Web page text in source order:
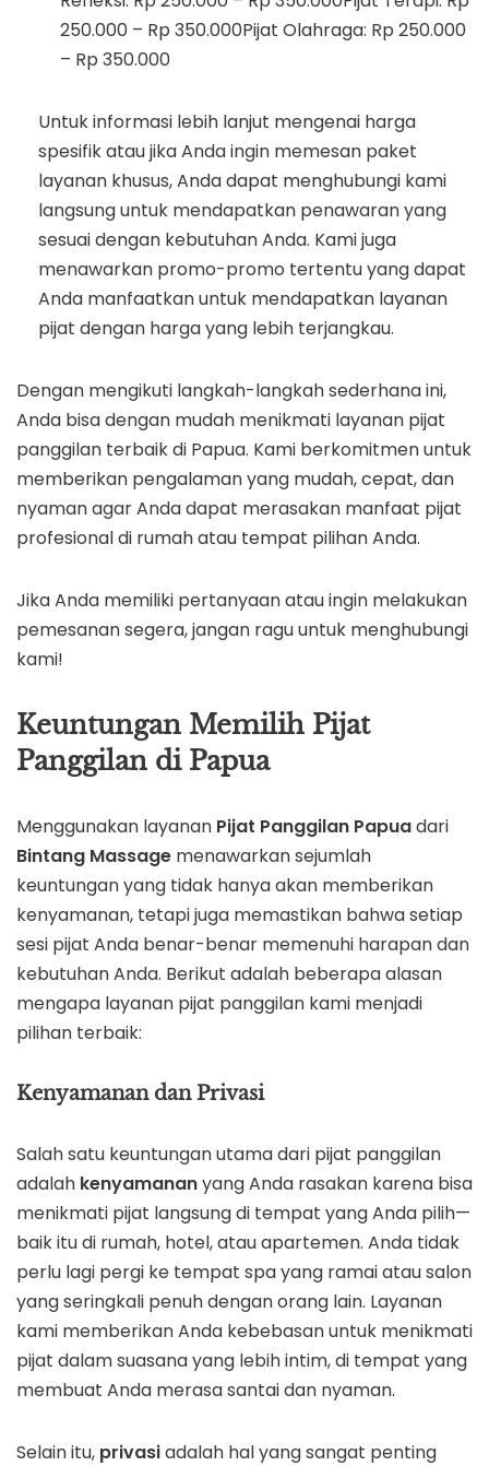
250.000 – Rp 350.000Pijat Olahraga: Rp 250.000
– Rp 350.000
Untuk informasi lebih lanjut mengenai harga
spesifik atau jika Anda ingin memesan paket
layanan khusus, Anda dapat menghubungi kami
langsung untuk mendapatkan penawaran yang
sesuai dengan kebutuhan Anda. Kami juga
menawarkan promo-promo tertentu yang dapat
Anda manfaatkan untuk mendapatkan layanan
pijat dengan harga yang lebih terjangkau.
Dengan mengikuti langkah-langkah sederhana ini,
Anda bisa dengan mudah menikmati layanan pijat
panggilan terbaik di Papua. Kami berkomitmen untuk
memberikan pengalaman yang mudah, cepat, dan
nyaman agar Anda dapat merasakan manfaat pijat
profesional di rumah atau tempat pilihan Anda.
Jika Anda memiliki pertanyaan atau ingin melakukan
pemesanan segera, jangan ragu untuk menghubungi
kami!
Keuntungan Memilih Pijat
Panggilan di Papua
Menggunakan layanan Pijat Panggilan Papuadari
Bintang Massage menawarkan sejumlah
keuntungan yang tidak hanya akan memberikan
kenyamanan, tetapi juga memastikan bahwa setiap
sesi pijat Anda benar-benar memenuhi harapan dan
kebutuhan Anda. Berikut adalah beberapa alasan
mengapa layanan pijat panggilan kami menjadi
pilihan terbaik:
Kenyamanan dan Privasi
Salah satu keuntungan utama dari pijat panggilan
adalah kenyamananyang Anda rasakan karena bisa
menikmati pijat langsung di tempat yang Anda pilih—
baik itu di rumah, hotel, atau apartemen. Anda tidak
perlu lagi pergi ke tempat spa yang ramai atau salon
yang seringkali penuh dengan orang lain. Layanan
kami memberikan Anda kebebasan untuk menikmati
pijat dalam suasana yang lebih intim, di tempat yang
membuat Anda merasa santai dan nyaman.
Selain itu, privasiadalah hal yang sangat penting